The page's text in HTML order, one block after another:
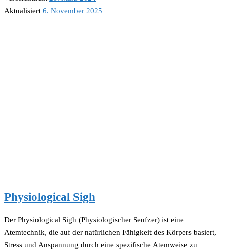
Aktualisiert 6. November 2025
Physiological Sigh
Der Physiological Sigh (Physiologischer Seufzer) ist eine
Atemtechnik, die auf der natürlichen Fähigkeit des Körpers basiert,
Stress und Anspannung durch eine spezifische Atemweise zu